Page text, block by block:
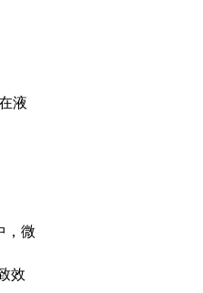
液
，微
效